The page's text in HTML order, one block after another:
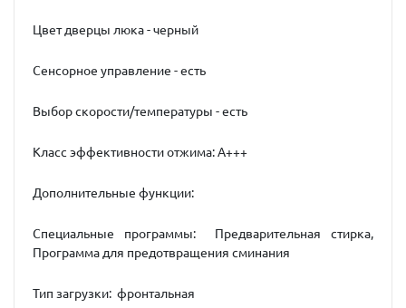
Цвет дверцы люка - черный
Сенсорное управление - есть
Выбор скорости/температуры - есть
Класс эффективности отжима: A+++
Дополнительные функции:
Специальные программы: Предварительная стирка,
Программа для предотвращения сминания
Тип загрузки: фронтальная